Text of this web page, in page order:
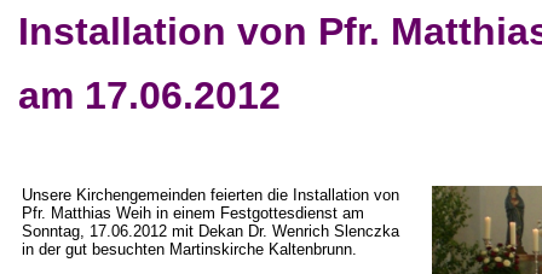
Installation von Pfr.
am 17.06.2012
Unsere Kirchengemeinden feierten die Installation von
Pfr. Matthias Weih in einem Festgottesdienst am
Sonntag, 17.06.2012 mit Dekan Dr. Wenrich Slenczka
in der gut besuchten Martinskirche Kaltenbrunn.